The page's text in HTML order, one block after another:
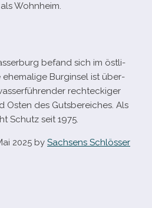
Wohnheim.
befand sich im öst­li­
ehe­ma­lige Burginsel ist über­
recht­ecki­ger
Osten des Gutsbereiches. Als
Schutz seit 1975.
2025 by Sachsens Schlösser